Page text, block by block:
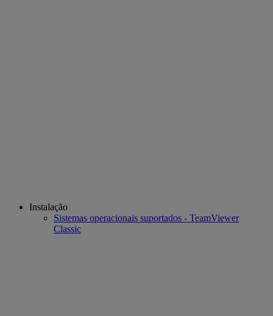
Instalação
Sistemas operacionais suportados - TeamViewer
Classic